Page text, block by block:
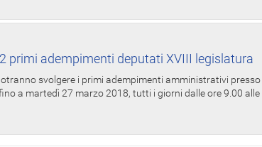
primi adempimenti deputati XVIII legislatura
svolgere i primi adempimenti amministrativi
a martedì 27 marzo 2018, tutti i giorni dalle ore 9.00 alle